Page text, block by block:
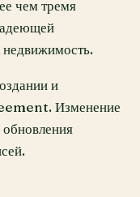
чем тремя
недвижимость.
и
Изменение
обновления